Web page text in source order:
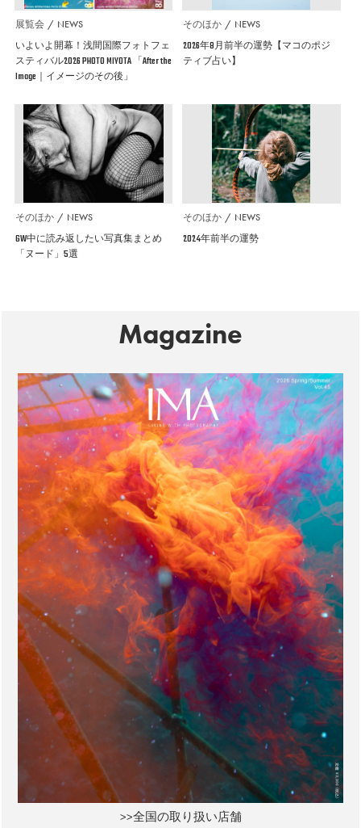
展覧会 NEWS
いよいよ開幕！浅間国際フォトフェ
スティバル2026 PHOTO MIYOTA 「After the
Image｜イメージのその後」
そのほか NEWS
2026年8月前半の運勢【マコのポジ
ティブ占い】
そのほか NEWS
GW中に読み返したい写真集まとめ
「ヌード」5選
そのほか NEWS
2024年前半の運勢
Magazine
>>全国の取り扱い店舗